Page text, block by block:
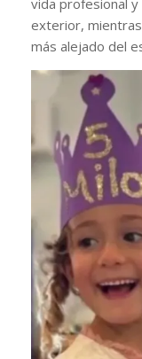
vida profesional
exterior,
más alejado del